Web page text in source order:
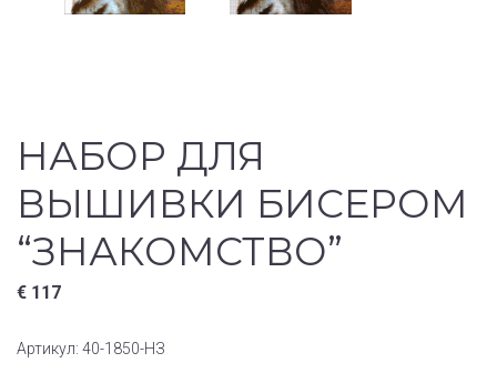
НАБОР ДЛЯ
ВЫШИВКИ БИСЕРОМ
“ЗНАКОМСТВО”
€ 117
Артикул: 40-1850-НЗ